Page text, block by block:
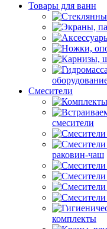
Товары для ванн
Смесители
смесители
раковин-чаш
комплекты